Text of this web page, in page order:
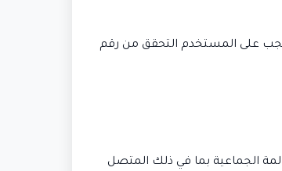
يجب على المستخدم التحقق من رقم
اب ستتيح للمستخدم إضافة 3 أشخاص آخرين داخل المكالمة الجماعية بما في ذلك المتصل